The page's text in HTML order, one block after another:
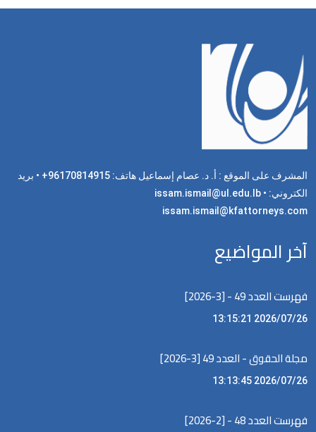
المشرف على الموقع : أ. د. عصام إسماعيل هاتف: 96170814915+ • بريد
الكتروني: issam.ismail@ul.edu.lb •
issam.ismail@kfattorneys.com
آخر المواضيع
فهرست العدد 49 - [3-2026]
2026/07/26 13:15:21
مجلة الحقوق - العدد 49 [3-2026]
2026/07/26 13:13:45
فهرست العدد 48 - [2-2026]